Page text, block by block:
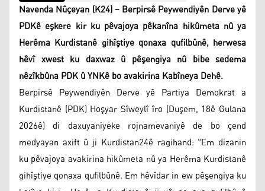
Navenda Nûçeyan (K24) – Berpirsê Peywendiyên Derve yê
PDKê eşkere kir ku pêvajoya pêkanîna hikûmeta nû ya
Herêma Kurdistanê gihîştiye qonaxa qufilbûnê, herwesa
hêvî xwest ku daxwaz û pêşengiya nû bibe sedema
nêzîkbûna PDK û YNKê bo avakirina Kabîneya Dehê.
Berpirsê Peywendiyên Derve yê Partiya Demokrat a
Kurdistanê (PDK) Hoşyar Sîweylî îro (Duşem, 18ê Gulana
2026ê) di daxuyaniyeke rojnamevaniyê de bo çend
medyayan axift û ji Kurdistan24ê ragihand: "Em dizanin
ku pêvajoya avakirina hikûmeta nû ya Herêma Kurdistanê
gihîştiye qonaxa qufilbûnê. Em hêvîdar in ew pêşengiya ku